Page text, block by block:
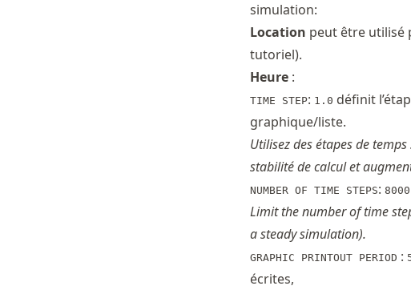
simulation:
Location peut être utilisé
tutoriel).
Heure :
TIME STEP: 1.0 définit
graphique/liste.
Utilisez des étapes de
stabilité de calcul et
NUMBER OF TIME STEPS: 8000
Limit the number of time
a steady simulation).
GRAPHIC PRINTOUT PERIOD :
écrites,